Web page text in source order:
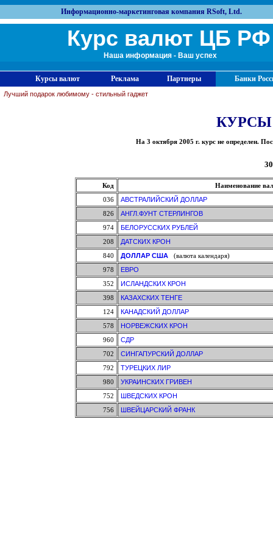
Информационно-маркетинговая компания RSoft, Ltd.
Курс валют ЦБ РФ
Наша информация - Ваш успех
Курсы валют Реклама Партнеры Банки
Лучший подарок любимому - стильный гаджет
На 3 октября 2005 г. курс не определен.
Код
Наименование
036
АВСТРАЛИЙСКИЙ ДОЛЛАР
826
АНГЛ.ФУНТ СТЕРЛИНГОВ
974
БЕЛОРУССКИХ РУБЛЕЙ
208
ДАТСКИХ КРОН
840
ДОЛЛАР США(валюта календаря)
978
ЕВРО
352
ИСЛАНДСКИХ КРОН
398
КАЗАХСКИХ ТЕНГЕ
124
КАНАДСКИЙ ДОЛЛАР
578
НОРВЕЖСКИХ КРОН
960
СДР
702
СИНГАПУРСКИЙ ДОЛЛАР
792
ТУРЕЦКИХ ЛИР
980
УКРАИНСКИХ ГРИВЕН
752
ШВЕДСКИХ КРОН
756
ШВЕЙЦАРСКИЙ ФРАНК